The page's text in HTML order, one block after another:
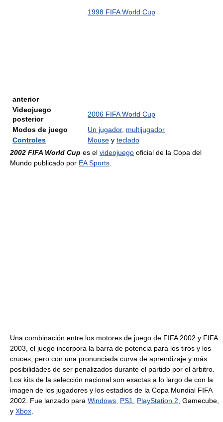
anterior
1998 FIFA World Cup
Videojuego
posterior
2006 FIFA World Cup
Modos de juego
Un jugador, multijugador
Controles
Mouse y teclado
2002 FIFA World Cup es el videojuego oficial de la Copa del
Mundo publicado por EA Sports
Una combinación entre los motores de juego de FIFA 2002 y FIFA
2003, el juego incorpora la barra de potencia para los tiros y los
cruces, pero con una pronunciada curva de aprendizaje y más
posibilidades de ser penalizados durante el partido por el árbitro.
Los kits de la selección nacional son exactas a lo largo de con la
imagen de los jugadores y los estadios de la Copa Mundial FIFA
2002. Fue lanzado para Windows PS1 PlayStation 2 , Gamecube,
y Xbox